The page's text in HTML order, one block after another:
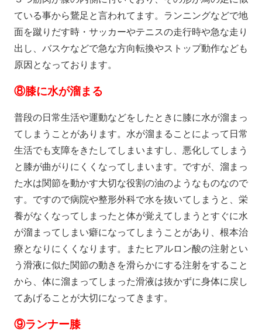
ている事から鵞足と言われてます。ランニングなどで地
面を蹴りだす時・サッカーやテニスの走行時や急な走り
出し、バスケなどで急な方向転換やストップ動作なども
原因となっております。
⑧膝に水が溜まる
普段の日常生活や運動などをしたときに膝に水が溜まっ
てしまうことがあります。水が溜まることによって日常
生活でも支障をきたしてしまいますし、悪化してしまう
と膝が曲がりにくくなってしまいます。ですが、溜まっ
た水は関節を動かす大切な役割の油のようなものなので
す。ですので病院や整形外科で水を抜いてしまうと、栄
養がなくなってしまったと体が覚えてしまうとすぐに水
が溜まってしまい癖になってしまうことがあり、根本治
療となりにくくなります。またヒアルロン酸の注射とい
う滑液に似た関節の動きを滑らかにする注射をすること
から、体に溜まってしまった滑液は抜かずに身体に戻し
てあげることが大切になってきます。
⑨ランナー膝